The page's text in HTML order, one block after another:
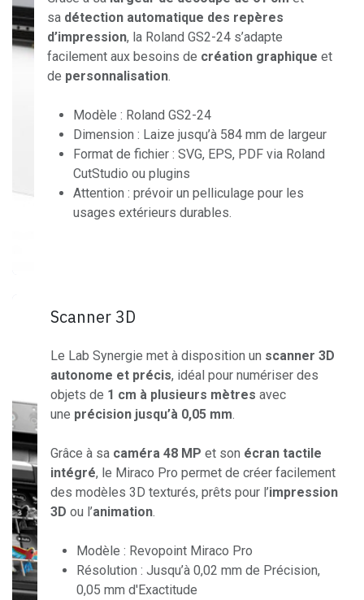
sa détection automatique des repères
d’impression, la Roland GS2-24 s’adapte
facilement aux besoins de création graphique et
de personnalisation.
Modèle : Roland GS2-24
Dimension : Laize jusqu’à 584 mm de largeur
Format de fichier : SVG, EPS, PDF via Roland
CutStudio ou plugins
Attention : prévoir un pelliculage pour les
usages extérieurs durables.
Scanner 3D
Le Lab Synergie met à disposition un scanner 3D
autonome et précis, idéal pour numériser des
objets de 1 cm à plusieurs mètres avec
une précision jusqu’à 0,05 mm.
Grâce à sa caméra 48 MP et son écran tactile
intégré, le Miraco Pro permet de créer facilement
des modèles 3D texturés, prêts pour l’impression
3D ou l’animation.
Modèle : Revopoint Miraco Pro
Résolution : Jusqu’à 0,02 mm de Précision,
0,05 mm d'Exactitude​